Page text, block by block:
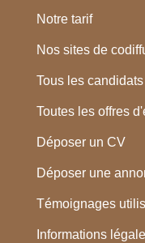
Notre tarif
Nos sites de
Tous les candidats
Toutes les offres
Déposer un CV
Déposer une
Témoignages
Informations